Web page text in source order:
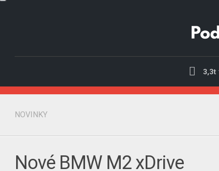
3,3t
NOVINKY
Nové BMW M2 xDrive